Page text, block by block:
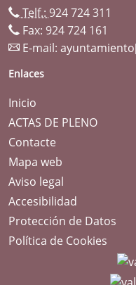
Telf.: 924 724 311
Fax: 924 724 161
E-mail:
Enlaces
Inicio
ACTAS DE PLENO
Contacte
Mapa web
Aviso legal
Accesibilidad
Protección de Datos
Política de Cookies